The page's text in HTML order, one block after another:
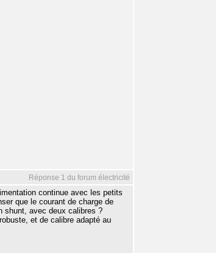
Réponse 1 du forum électricité
continue avec les petits
que le courant de charge de
shunt, avec deux calibres ?
et de calibre adapté au